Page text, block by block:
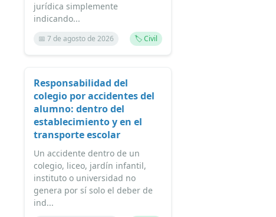
jurídica simplemente
indicando...
📅 7 de agosto de 2026 🏷️ Civil
Responsabilidad del
colegio por accidentes del
alumno: dentro del
establecimiento y en el
transporte escolar
Un accidente dentro de un
colegio, liceo, jardín infantil,
instituto o universidad no
genera por sí solo el deber de
ind...